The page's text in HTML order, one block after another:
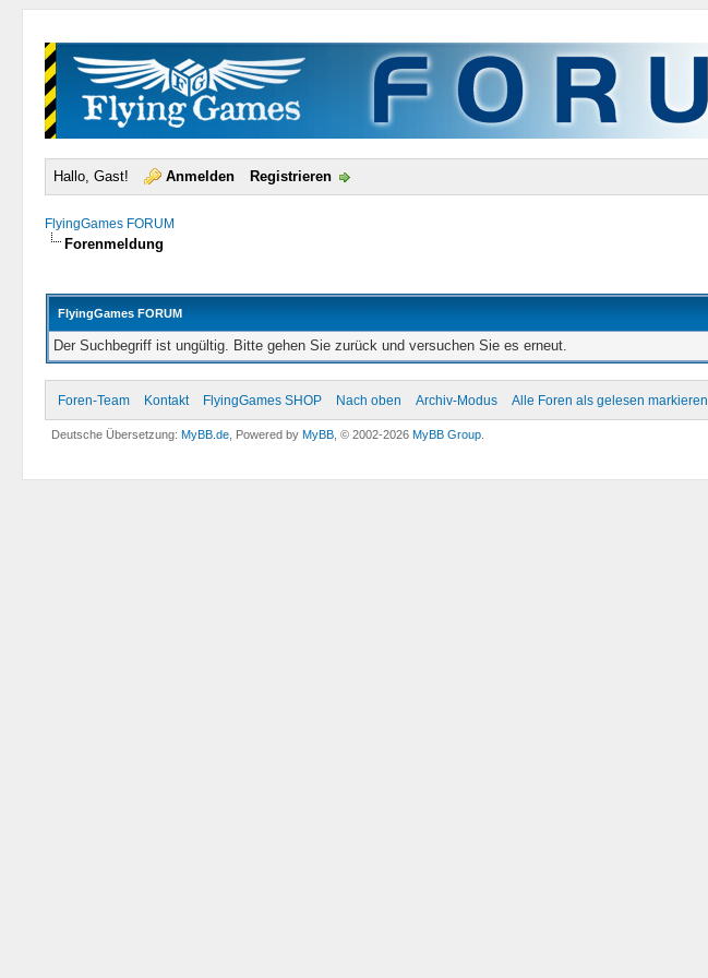
Hallo, Gast! Anmelden Registrieren
FlyingGames FORUM
Forenmeldung
FlyingGames FORUM
Der Suchbegriff ist ungültig. Bitte gehen Sie zurück und versuchen Sie es erneut.
Foren-Team Kontakt FlyingGames SHOP Nach oben Archiv-Modus Alle Foren als gelesen markieren
Deutsche Übersetzung:MyBB.de , Powered byMyBB , © 2002-2026MyBB Group